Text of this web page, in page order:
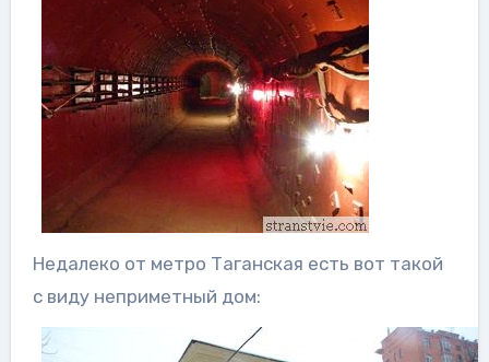
Недалеко от метро Таганская есть вот такой
с виду неприметный дом: